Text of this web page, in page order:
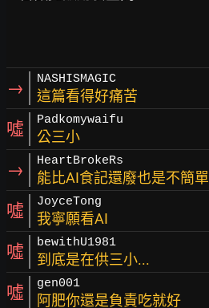
→ NASHISMAGIC
這篇看得好痛苦
噓 Padkomywaifu
公三小
→ HeartBrokeRs
能比AI食記還廢也是不簡單
噓 JoyceTong
我寧願看AI
噓 bewithU1981
到底是在供三小...
噓 gen001
阿肥你還是負責吃就好